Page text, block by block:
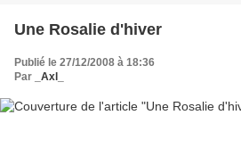
Une Rosalie d'hiver
Publié le 27/12/2008 à 18:36
Par
_Axl_